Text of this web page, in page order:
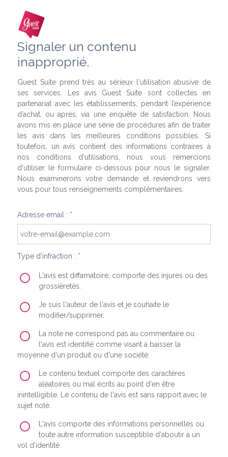
Signaler un contenu
inapproprié.
Guest Suite prend très au sérieux l'utilisation abusive de
ses services. Les avis Guest Suite sont collectés en
partenariat avec les établissements, pendant l’expérience
d’achat, ou après, via une enquête de satisfaction. Nous
avons mis en place une série de procédures afin de traiter
les avis dans les meilleures conditions possibles. Si
toutefois, un avis contient des informations contraires à
nos conditions d'utilisations, nous vous remercions
d'utiliser le formulaire ci-dessous pour nous le signaler.
Nous examinerons votre demande et reviendrons vers
vous pour tous renseignements complémentaires.
Adresse email : *
Type d'infraction : *
L'avis est diffamatoire, comporte des injures ou des
grossièretés.
Je suis l'auteur de l'avis et je souhaite le
modifier/supprimer.
La note ne correspond pas au commentaire ou
l'avis est identifié comme visant à baisser la
moyenne d'un produit ou d'une société.
Le contenu textuel comporte des caractères
aléatoires ou mal écrits au point d'en être
inintelligible. Le contenu de l'avis est sans rapport avec le
sujet noté.
L'avis comporte des informations personnelles ou
toute autre information susceptible d'aboutir à un
vol d'identité.